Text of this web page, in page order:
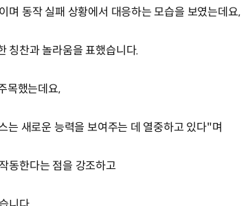
며 동작 실패 상황에서 대응하는 모습을 보였는데요,
칭찬과 놀라움을 표했습니다.
목했는데요,
새로운 능력을 보여주는 데 열중하고 있다"며
동한다는 점을 강조하고